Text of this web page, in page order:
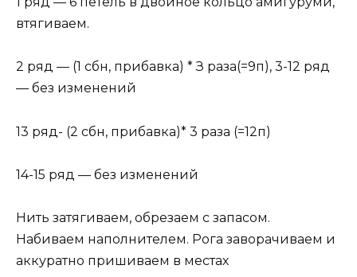
втягиваем.
2 ряд — (1 сбн, прибавка) * З раза(=9п), 3-12 ряд
— без изменений
13 ряд- (2 сбн, прибавка)* 3 раза (=12п)
14-15 ряд — без изменений
Нить затягиваем, обрезаем с запасом.
Набиваем наполнителем. Рога заворачиваем и
аккуратно пришиваем в местах